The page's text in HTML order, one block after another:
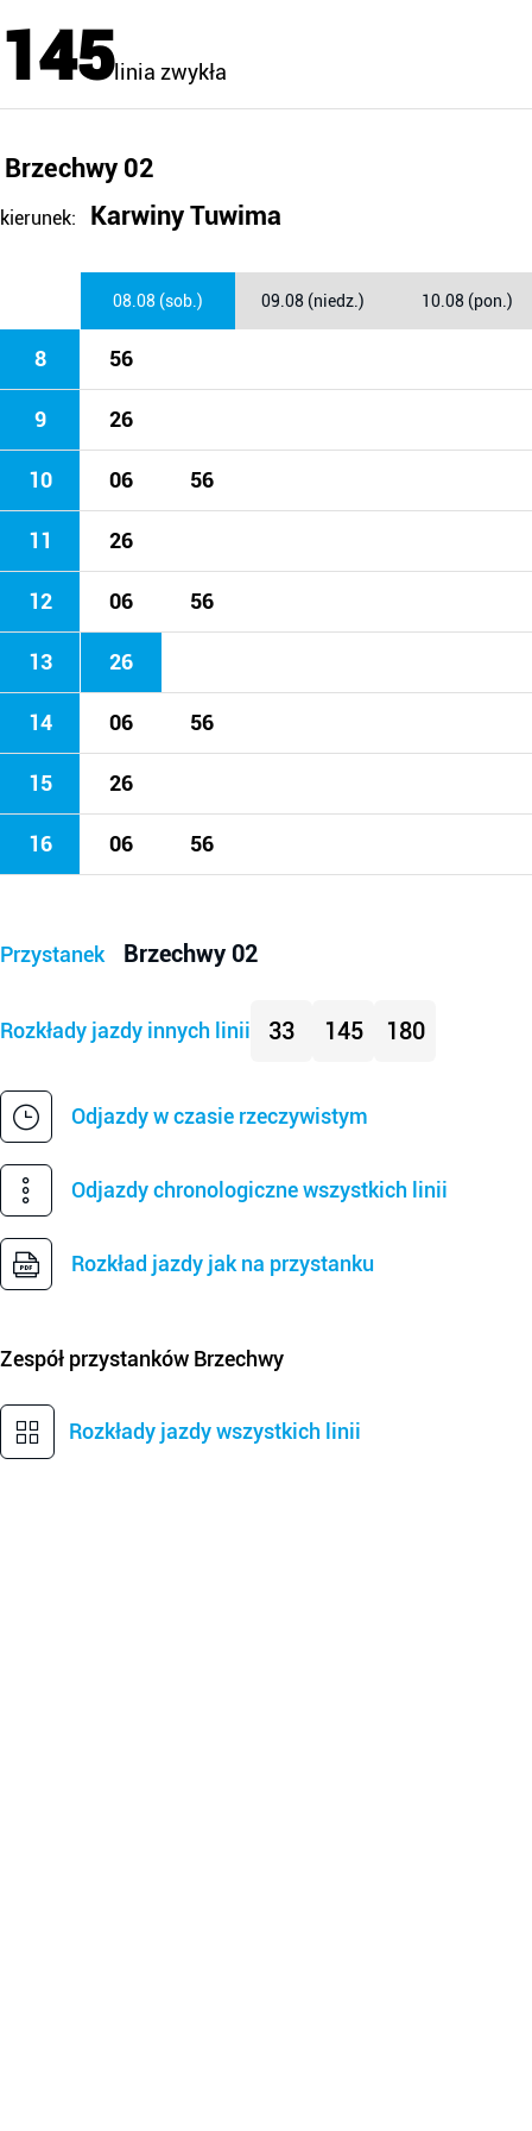
145linia zwykła
Brzechwy 02
kierunek: Karwiny Tuwima
08.08 (sob.) 09.08 (niedz.) 10.08 (pon.)
8 56
9 26
10 06 56
11 26
12 06 56
13 26
14 06 56
15 26
16 06 56
Przystanek Brzechwy 02
Rozkłady jazdy innych linii 33 145 180
Odjazdy w czasie rzeczywistym
Odjazdy chronologiczne wszystkich linii
Rozkład jazdy jak na przystanku
Zespół przystanków Brzechwy
Rozkłady jazdy wszystkich linii